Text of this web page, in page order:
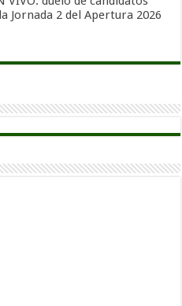
Jornada 2 del Apertura 2026